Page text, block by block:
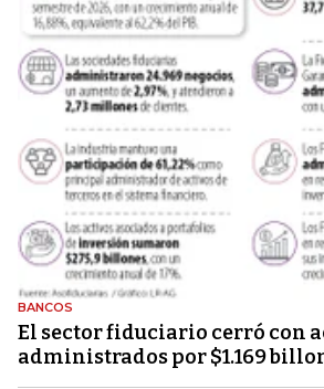
BANCOS
El sector fiduciario cerró con
administrados por $1.169